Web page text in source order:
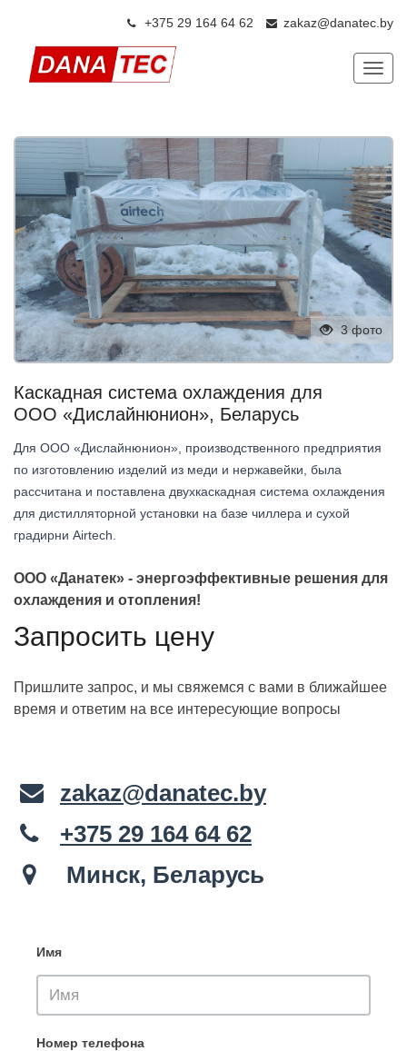
+375 29 164 64 62 zakaz@danatec.by
3 фото
Каскадная система охлаждения для
ООО «Дислайнюнион», Беларусь
Для ООО «Дислайнюнион», производственного предприятия
по изготовлению изделий из меди и нержавейки, была
рассчитана и поставлена двухкаскадная система охлаждения
для дистилляторной установки на базе чиллера и сухой
градирни Airtech.
ООО «Данатек» - энергоэффективные решения для
охлаждения и отопления!
Запросить цену
Пришлите запрос, и мы свяжемся с вами в ближайшее
время и ответим на все интересующие вопросы
zakaz@danatec.by
+375 29 164 64 62
Минск, Беларусь
Имя
Номер телефона